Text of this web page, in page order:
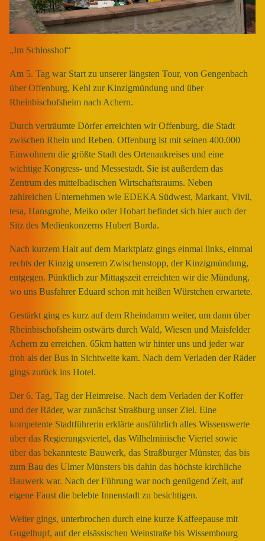
„Im Schlosshof“
Am 5. Tag war Start zu unserer längsten Tour, von Gengenbach
über Offenburg, Kehl zur Kinzigmündung und über
Rheinbischofsheim nach Achern.
Durch verträumte Dörfer erreichten wir Offenburg, die Stadt
zwischen Rhein und Reben. Offenburg ist mit seinen 400.000
Einwohnern die größte Stadt des Ortenaukreises und eine
wichtige Kongress- und Messestadt. Sie ist außerdem das
Zentrum des mittelbadischen Wirtschaftsraums. Neben
zahlreichen Unternehmen wie EDEKA Südwest, Markant, Vivil,
tesa, Hansgrohe, Meiko oder Hobart befindet sich hier auch der
Sitz des Medienkonzerns Hubert Burda.
Nach kurzem Halt auf dem Marktplatz gings einmal links, einmal
rechts der Kinzig unserem Zwischenstopp, der Kinzigmündung,
entgegen. Pünktlich zur Mittagszeit erreichten wir die Mündung,
wo uns Busfahrer Eduard schon mit heißen Würstchen erwartete.
Gestärkt ging es kurz auf dem Rheindamm weiter, um dann über
Rheinbischofsheim ostwärts durch Wald, Wiesen und Maisfelder
Achern zu erreichen. 65km hatten wir hinter uns und jeder war
froh als der Bus in Sichtweite kam. Nach dem Verladen der Räder
gings zurück ins Hotel.
Der 6. Tag, Tag der Heimreise. Nach dem Verladen der Koffer
und der Räder, war zunächst Straßburg unser Ziel. Eine
kompetente Stadtführerin erklärte ausführlich alles Wissenswerte
über das Regierungsviertel, das Wilhelminische Viertel sowie
über das bekannteste Bauwerk, das Straßburger Münster, das bis
zum Bau des Ulmer Münsters bis dahin das höchste kirchliche
Bauwerk war. Nach der Führung war noch genügend Zeit, auf
eigene Faust die belebte Innenstadt zu besichtigen.
Weiter gings, unterbrochen durch eine kurze Kaffeepause mit
Gugelhupf, auf der elsässischen Weinstraße bis Wissembourg